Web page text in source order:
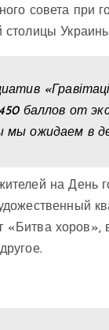
совета при
столицы
баллов от
ожидаем в
на День
хоров»,